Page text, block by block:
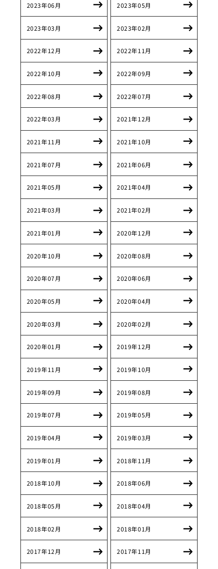
2023年06月 2023年05月
2023年03月 2023年02月
2022年12月 2022年11月
2022年10月 2022年09月
2022年08月 2022年07月
2022年03月 2021年12月
2021年11月 2021年10月
2021年07月 2021年06月
2021年05月 2021年04月
2021年03月 2021年02月
2021年01月 2020年12月
2020年10月 2020年08月
2020年07月 2020年06月
2020年05月 2020年04月
2020年03月 2020年02月
2020年01月 2019年12月
2019年11月 2019年10月
2019年09月 2019年08月
2019年07月 2019年05月
2019年04月 2019年03月
2019年01月 2018年11月
2018年10月 2018年06月
2018年05月 2018年04月
2018年02月 2018年01月
2017年12月 2017年11月